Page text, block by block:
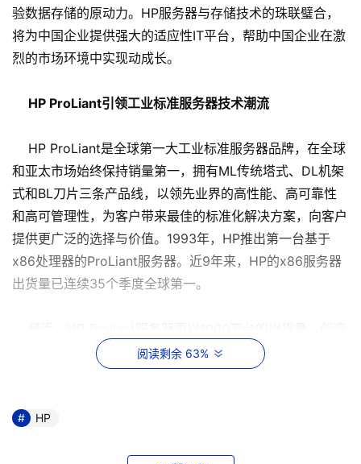
验数据存储的原动力。HP服务器与存储技术的珠联璧合，
将为中国企业提供强大的适应性IT平台，帮助中国企业在激
烈的市场环境中实现动成长。
HP ProLiant引领工业标准服务器技术潮流
HP ProLiant是全球第一大工业标准服务器品牌，在全球
和亚太市场始终保持销量第一，拥有ML传统塔式、DL机架
式和BL刀片三条产品线，以领先业界的高性能、高可靠性
和高可管理性，为客户带来最佳的标准化解决方案，向客户
提供更广泛的选择与价值。1993年，HP推出第一台基于
x86处理器的ProLiant服务器。近9年来，HP的x86服务器
出货量已连续35个季度全球第一。
IT历史中新的里程碑。HP交付的x86服务器数量几乎相当于
后两名竞争厂商之和。在中国, 据IDC 2005年第1季度的统
中销量达到23569台，市场占有率达26.4%，与去年同比增
阅读剩余 63%
HP